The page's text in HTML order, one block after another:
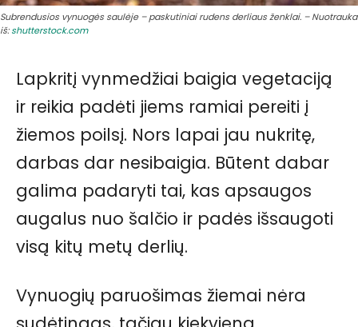
Subrendusios vynuogės saulėje – paskutiniai rudens derliaus ženklai. – Nuotrauka
iš:shutterstock.com
Lapkritį vynmedžiai baigia vegetaciją
ir reikia padėti jiems ramiai pereiti į
žiemos poilsį. Nors lapai jau nukritę,
darbas dar nesibaigia. Būtent dabar
galima padaryti tai, kas apsaugos
augalus nuo šalčio ir padės išsaugoti
visą kitų metų derlių.
Vynuogių paruošimas žiemai nėra